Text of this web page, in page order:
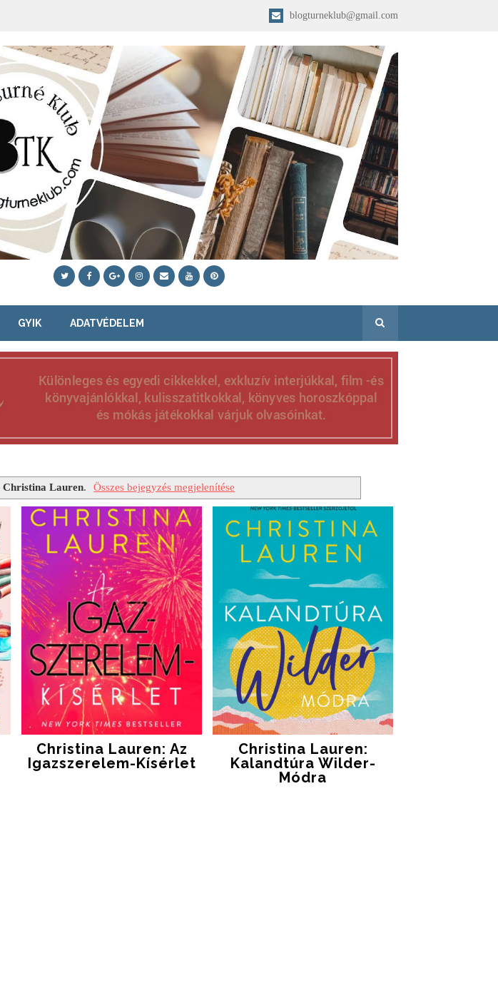
blogturneklub@gmail.com
GYIK ADATVÉDELEM
Christina Lauren. Összes bejegyzés megjelenítése
Christina Lauren: Az
Igazszerelem-Kísérlet
Christina Lauren:
Kalandtúra Wilder-
Módra